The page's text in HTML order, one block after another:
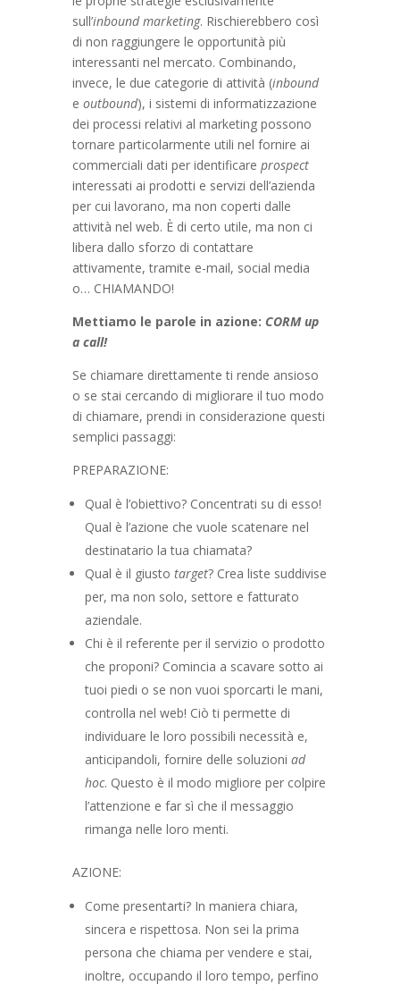
sull’inbound marketing. Rischierebbero così
di non raggiungere le opportunità più
interessanti nel mercato. Combinando,
invece, le due categorie di attività (inbound
e outbound), i sistemi di informatizzazione
dei processi relativi al marketing possono
tornare particolarmente utili nel fornire ai
commerciali dati per identificare prospect
interessati ai prodotti e servizi dell’azienda
per cui lavorano, ma non coperti dalle
attività nel web. È di certo utile, ma non ci
libera dallo sforzo di contattare
attivamente, tramite e-mail, social media
o… CHIAMANDO!
Mettiamo le parole in azione: CORM up
a call!
Se chiamare direttamente ti rende ansioso
o se stai cercando di migliorare il tuo modo
di chiamare, prendi in considerazione questi
semplici passaggi:
PREPARAZIONE:
Qual è l’obiettivo? Concentrati su di esso!
Qual è l’azione che vuole scatenare nel
destinatario la tua chiamata?
Qual è il giusto target? Crea liste suddivise
per, ma non solo, settore e fatturato
aziendale.
Chi è il referente per il servizio o prodotto
che proponi? Comincia a scavare sotto ai
tuoi piedi o se non vuoi sporcarti le mani,
controlla nel web! Ciò ti permette di
individuare le loro possibili necessità e,
anticipandoli, fornire delle soluzioni ad
hoc. Questo è il modo migliore per colpire
l’attenzione e far sì che il messaggio
rimanga nelle loro menti.
AZIONE:
Come presentarti? In maniera chiara,
sincera e rispettosa. Non sei la prima
persona che chiama per vendere e stai,
inoltre, occupando il loro tempo, perfino